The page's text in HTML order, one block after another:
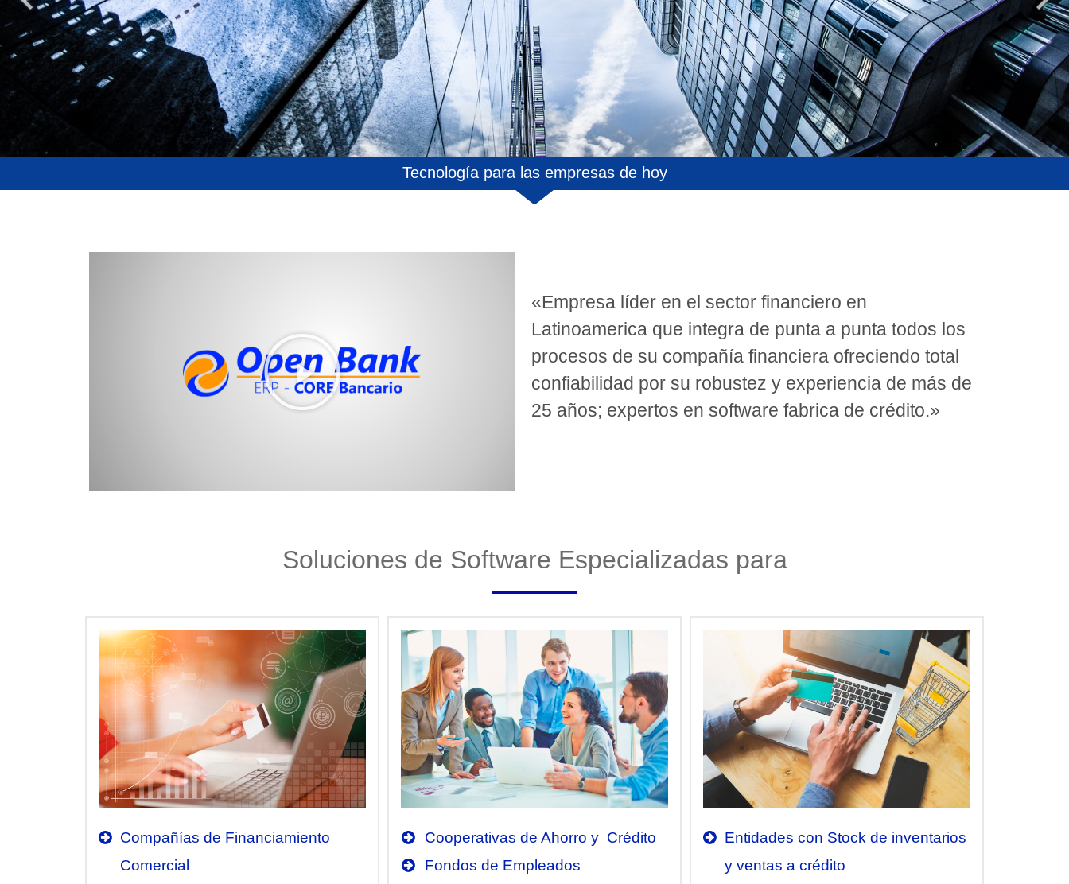
Tecnología para las empresas de hoy
«Empresa líder en el sector financiero en
Latinoamerica que integra de punta a punta todos los
procesos de su compañía financiera ofreciendo total
confiabilidad por su robustez y experiencia de más de
25 años; expertos en software fabrica de crédito.»
Soluciones de Software Especializadas para
Compañías de Financiamiento
Comercial
Cooperativas de Ahorro y Crédito
Fondos de Empleados
Entidades con Stock de inventarios
y ventas a crédito